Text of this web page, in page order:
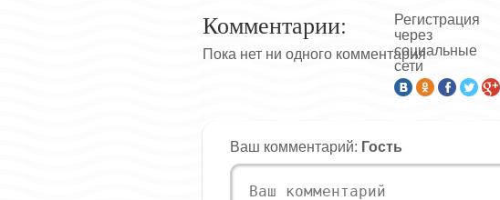
Комментарии:
Регистрация
через
социальные
сети
Пока нет ни одного комментария
Ваш комментарий: Гость